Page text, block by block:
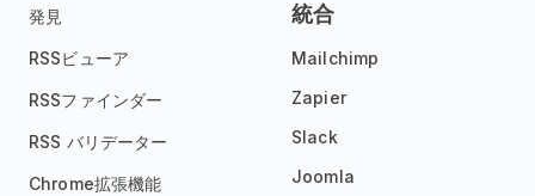
発見
RSSビューア
RSSファインダー
RSS バリデーター
Chrome拡張機能
統合
Mailchimp
Zapier
Slack
Joomla